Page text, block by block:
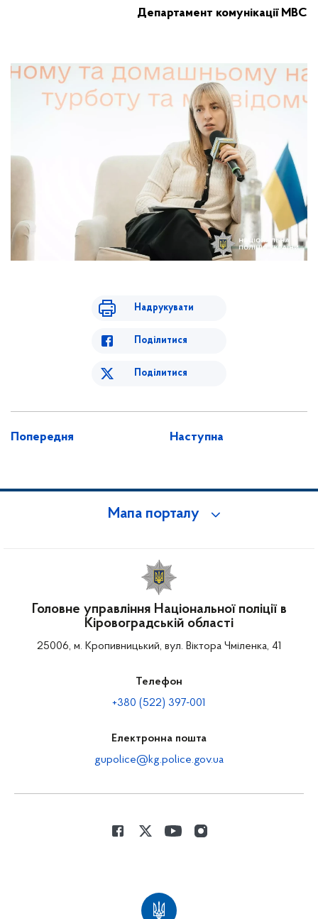
Департамент комунікації МВС
Надрукувати
Поділитися
Поділитися
Попередня Наступна
Мапа порталу
Головне управління Національної поліції в
Кіровоградській області
25006, м. Кропивницький, вул. Віктора Чміленка, 41
Телефон
+380 (522) 397-001
Електронна пошта
gupolice@kg.police.gov.ua